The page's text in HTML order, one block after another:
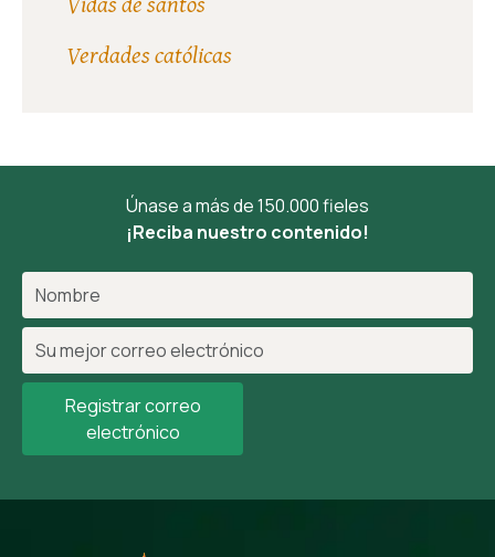
Verdades católicas
Únase a más de 150.000 fieles
¡Reciba nuestro contenido!
Registrar correo
electrónico